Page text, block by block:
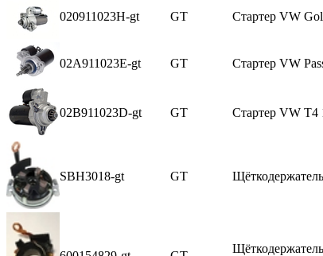
020911023H-gt GT Стартер VW
02A911023E-gt GT Стартер VW
02B911023D-gt GT Стартер VW T4
SBH3018-gt GT